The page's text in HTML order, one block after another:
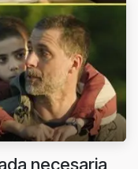
necesaria